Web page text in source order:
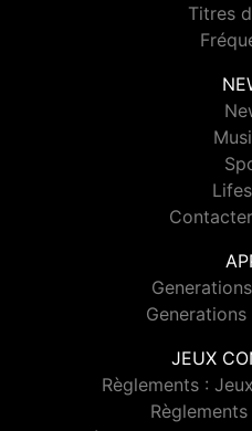
Titres
JEUX
Règlements :